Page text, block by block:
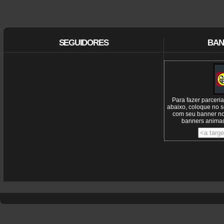
SEGUIDORES
Para fazer
abaixo, coloque no
com seu banner
banners